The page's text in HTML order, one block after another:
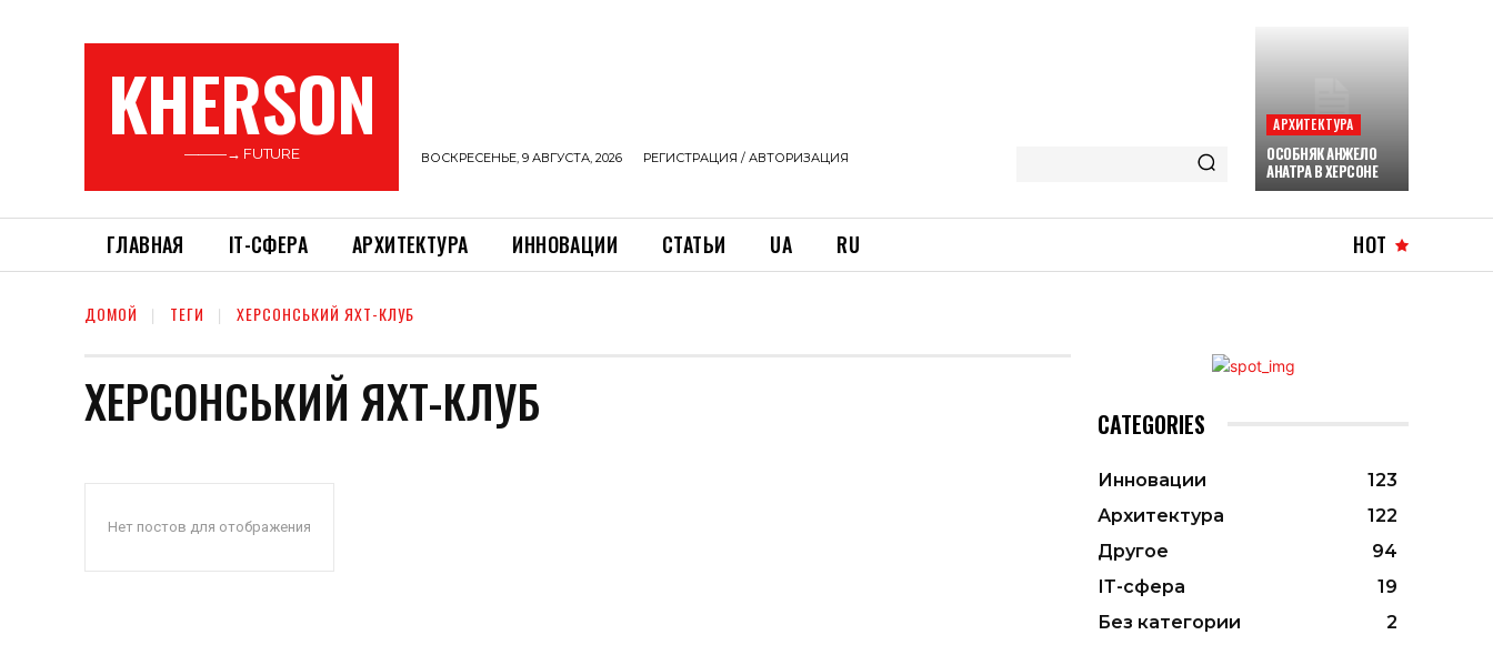
KHERSON
———→ FUTURE ВОСКРЕСЕНЬЕ, 9 АВГУСТА, 2026 РЕГИСТРАЦИЯ / АВТОРИЗАЦИЯ
АРХИТЕКТУРА
ОСОБНЯК АНЖЕЛО
АНАТРА В ХЕРСОНЕ
ГЛАВНАЯ ІТ-СФЕРА АРХИТЕКТУРА ИННОВАЦИИ СТАТЬИ UA RU HOT
ДОМОЙ ТЕГИ ХЕРСОНСЬКИЙ ЯХТ-КЛУБ
ХЕРСОНСЬКИЙ ЯХТ-КЛУБ
Нет постов для отображения
CATEGORIES
Инновации
123
Архитектура
122
Другое
94
ІТ-сфера
19
Без категории
2